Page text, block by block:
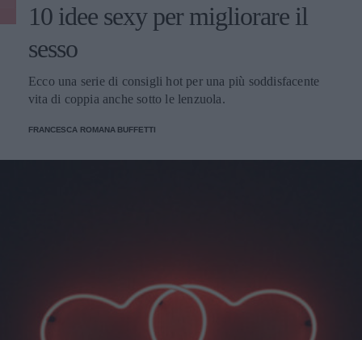
10 idee sexy per migliorare il
sesso
Ecco una serie di consigli hot per una più soddisfacente
vita di coppia anche sotto le lenzuola.
FRANCESCA ROMANA BUFFETTI